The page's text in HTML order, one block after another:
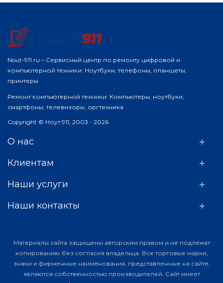
Nout-911.ru – Сервисный центр по ремонту цифровой и
компьютерной техники: Ноутбуки, телефоны, планшеты,
принтеры
Ремонт компьютерной техники: Компьютеры, ноутбуки,
смартфоны, телевизоры, оргтехника
Copyright © Ноут 911, 2003 - 2026
О нас
Клиентам
Наши услуги
Наши контакты
Материалы сайта защищены авторским правом и не подлежат
копированию без согласия владельца. Все торговые марки,
знаки и фирменные наименования, представленные на сайте,
являются собственностью производителей. Сайт имеет